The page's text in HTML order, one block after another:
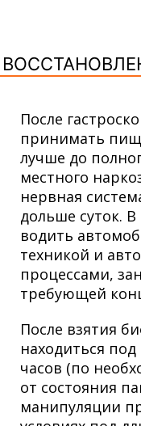
После
принимать
лучше до
местного
нервная
дольше суток.
водить
техникой и
процессами,
требующей
После взятия
находиться
часов (по
от состояния
манипуляции